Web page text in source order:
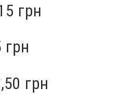
грн
грн